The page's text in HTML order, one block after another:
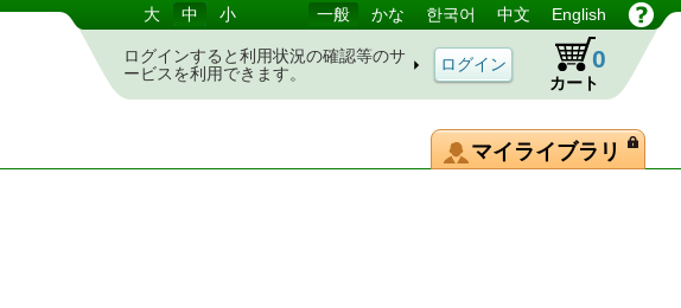
大 中 小 一般 かな 한국어 中文 English
ログインすると利用状況の確認等のサ
ービスを利用できます。
カート
0
マイライブラリ